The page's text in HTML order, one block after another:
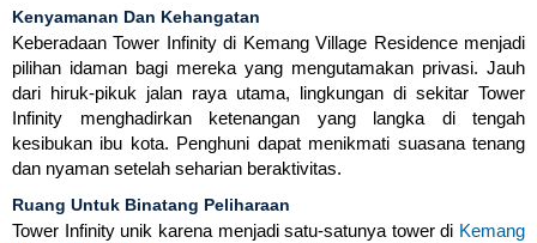
Kenyamanan Dan Kehangatan
Keberadaan Tower Infinity di Kemang Village Residence menjadi
pilihan idaman bagi mereka yang mengutamakan privasi. Jauh
dari hiruk-pikuk jalan raya utama, lingkungan di sekitar Tower
Infinity menghadirkan ketenangan yang langka di tengah
kesibukan ibu kota. Penghuni dapat menikmati suasana tenang
dan nyaman setelah seharian beraktivitas.
Ruang Untuk Binatang Peliharaan
Tower Infinity unik karena menjadi satu-satunya tower di Kemang